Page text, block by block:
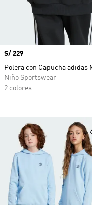
Precio
S/ 229
Polera con Capucha adidas
Niño Sportswear
2 colores